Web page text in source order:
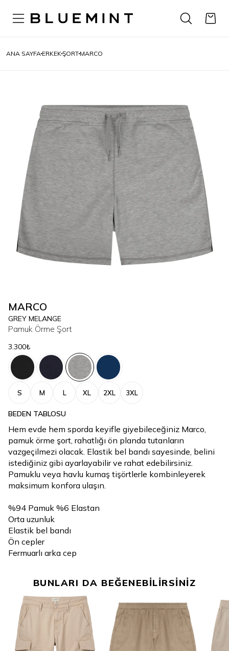
ANA SAYFA ERKEKŞORT MARCO
MARCO
GREY MELANGE
Pamuk Örme Şort
3.300₺
S M L XL 2XL 3XL
BEDEN TABLOSU
Hem evde hem sporda keyifle giyebileceğiniz Marco,
pamuk örme şort, rahatlığı ön planda tutanların
vazgeçilmezi olacak. Elastik bel bandı sayesinde, belini
istediğiniz gibi ayarlayabilir ve rahat edebilirsiniz.
Pamuklu veya havlu kumaş tişörtlerle kombinleyerek
maksimum konfora ulaşın.
%94 Pamuk %6 Elastan
Orta uzunluk
Elastik bel bandı
Ön cepler
Fermuarlı arka cep
BUNLARI DA BEĞENEBİLİRSİNİZ